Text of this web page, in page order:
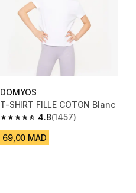
DOMYOS
T-SHIRT FILLE COTON Blanc
4.8
4.8 out of 5 stars from 1457
(1457)
69,00 MAD